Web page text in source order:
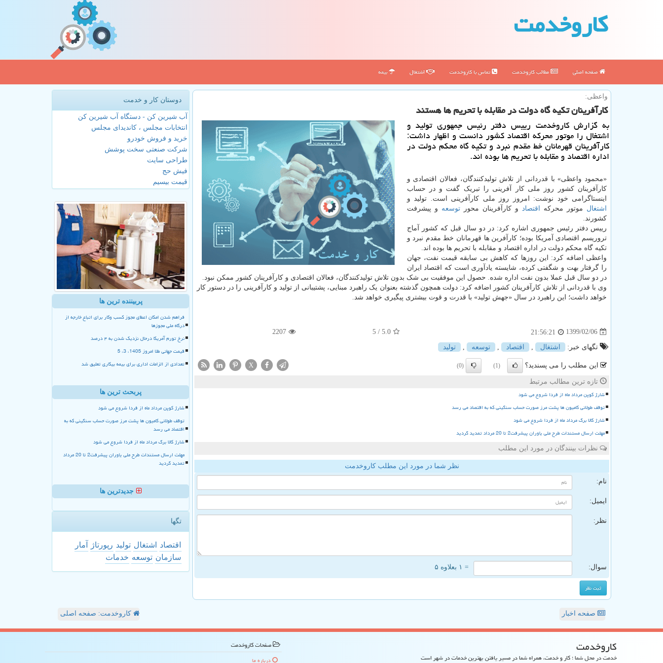
كاروخدمت
صفحه اصلی مطالب كاروخدمت تماس با كاروخدمت اشتغال بیمه
واعظی:
كارآفرینان تكیه گاه دولت در مقابله با تحریم ها هستند
به گزارش كاروخدمت رییس دفتر رئیس جمهوری تولید و
اشتغال را موتور محركه اقتصاد كشور دانست و اظهار داشت:
كارآفرینان قهرمانان خط مقدم نبرد و تكیه گاه محكم دولت در
اداره اقتصاد و مقابله با تحریم ها بوده اند.
«محمود واعظی» با قدردانی از تلاش تولیدکنندگان، فعالان اقتصادی و
کارآفرینان کشور روز ملی کار آفرینی را تبریک گفت و در حساب
اینستاگرامی خود نوشت: امروز روز ملی کارآفرینی است. تولید و
اشتغال موتور محرکه اقتصاد و کارآفرینان محورتوسعه و پیشرفت
کشورند.
رییس دفتر رئیس جمهوری اشاره کرد: در دو سال قبل که کشور آماج
تروریسم اقتصادی آمریکا بوده؛ کارآفرین ها قهرمانان خط مقدم نبرد و
تکیه گاه محکم دولت در اداره اقتصاد و مقابله با تحریم ها بوده اند.
واعظی اضافه کرد: این روزها که کاهش بی سابقه قیمت نفت، جهان
را گرفتار بهت و شگفتی کرده، شایسته یادآوری است که اقتصاد ایران
در دو سال قبل عملا بدون نفت اداره شده. حصول این موفقیت بی شک بدون تلاش تولیدکنندگان، فعالان اقتصادی و کارآفرینان کشور ممکن نبود.
وی با قدردانی از تلاش کارآفرینان کشور اضافه کرد: دولت همچون گذشته بعنوان یک راهبرد مبنایی، پشتیبانی از تولید و کارآفرینی را در دستور کار
خواهد داشت؛ این راهبرد در سال «جهش تولید» با قدرت و قوت بیشتری پیگیری خواهد شد.
1399/02/06
21:56:21
5.0
/ 5
2207
تگهای خبر: اشتغال اقتصاد توسعه تولید
این مطلب را می پسندید؟ (1)
(0)
X
تازه ترین مطالب مرتبط
شارژ کوپن مرداد ماه از فردا شروع می شود
توقف طولانی کامیون ها پشت مرز صورت حساب سنگینی که به اقتصاد می رسد
شارژ کالا برگ مرداد ماه از فردا شروع می شود
مهلت ارسال مستندات طرح ملی یاوران پیشرفت2 تا 20 مرداد تمدید گردید
نظرات بینندگان در مورد این مطلب
نظر شما در مورد این مطلب کاروخدمت
نام:
ایمیل:
نظر:
سوال: = ۱ بعلاوه ۵
دوستان کار و خدمت
آب شیرین کن - دستگاه آب شیرین کن
انتخابات مجلس ، کاندیدای مجلس
خرید و فروش خودرو
شرکت صنعتی سخت پوشش
طراحی سایت
فیش حج
قیمت بیسیم
پربیننده ترین ها
فراهم شدن امکان اعطای مجوز کسب وکار برای اتباع خارجه از
درگاه ملی مجوزها
نرخ تورم آمریکا درحال نزدیک شدن به ۴ درصد
قیمت جهانی طلا امروز 1405، 3، 5
تعدادی از الزامات اداری برای بیمه بیکاری تعلیق شد
پربحث ترین ها
شارژ کوپن مرداد ماه از فردا شروع می شود
توقف طولانی کامیون ها پشت مرز صورت حساب سنگینی که به
اقتصاد می رسد
شارژ کالا برگ مرداد ماه از فردا شروع می شود
مهلت ارسال مستندات طرح ملی یاوران پیشرفت2 تا 20 مرداد
تمدید گردید
جدیدترین ها
تگها
اقتصاد اشتغال تولید رپورتاژ
آمار
سازمان توسعه خدمات
صفحه اخبار کاروخدمت: صفحه اصلی
كاروخدمت
خدمت در محل شما ؛ کار و خدمت، همراه شما در مسیر یافتن بهترین خدمات در شهر است
صفحات كاروخدمت
درباره ما